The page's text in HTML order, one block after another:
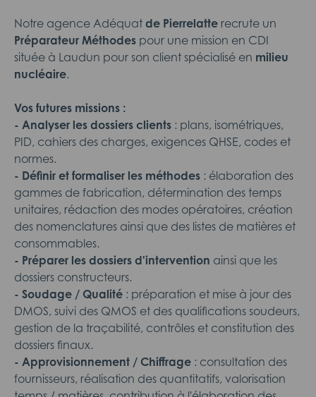
Notre agence Adéquat de Pierrelatte recrute un
Préparateur Méthodes pour une mission en CDI
située à Laudun pour son client spécialisé en milieu
nucléaire.
Vos futures missions :
- Analyser les dossiers clients : plans, isométriques,
PID, cahiers des charges, exigences QHSE, codes et
normes.
- Définir et formaliser les méthodes : élaboration des
gammes de fabrication, détermination des temps
unitaires, rédaction des modes opératoires, création
des nomenclatures ainsi que des listes de matières et
consommables.
- Préparer les dossiers d'intervention ainsi que les
dossiers constructeurs.
- Soudage / Qualité : préparation et mise à jour des
DMOS, suivi des QMOS et des qualifications soudeurs,
gestion de la traçabilité, contrôles et constitution des
dossiers finaux.
- Approvisionnement / Chiffrage : consultation des
fournisseurs, réalisation des quantitatifs, valorisation